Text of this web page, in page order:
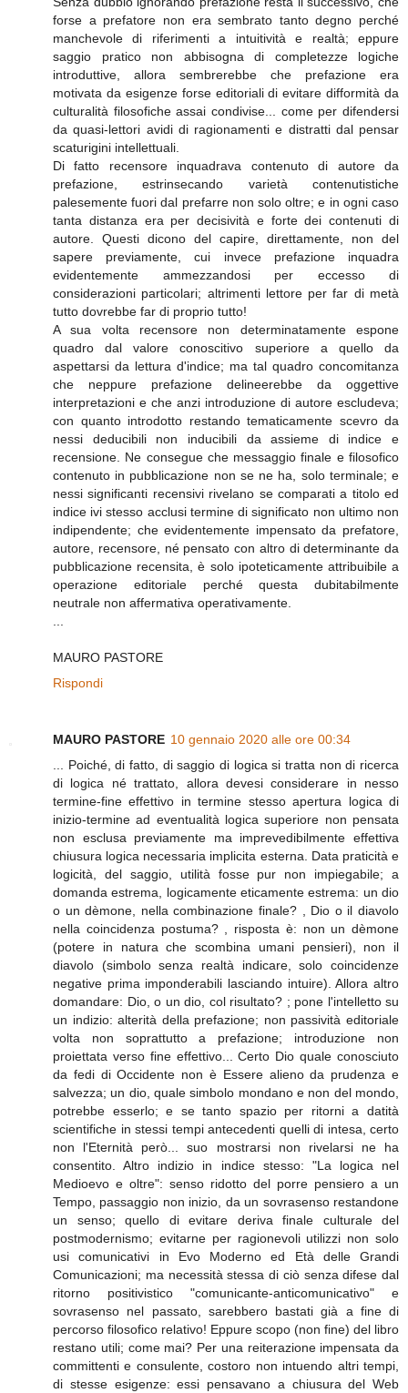
forse a prefatore non era sembrato tanto degno perché
manchevole di riferimenti a intuitività e realtà; eppure
saggio pratico non abbisogna di completezze logiche
introduttive, allora sembrerebbe che prefazione era
motivata da esigenze forse editoriali di evitare difformità da
culturalità filosofiche assai condivise... come per difendersi
da quasi-lettori avidi di ragionamenti e distratti dal pensar
scaturigini intellettuali.
Di fatto recensore inquadrava contenuto di autore da
prefazione, estrinsecando varietà contenutistiche
palesemente fuori dal prefarre non solo oltre; e in ogni caso
tanta distanza era per decisività e forte dei contenuti di
autore. Questi dicono del capire, direttamente, non del
sapere previamente, cui invece prefazione inquadra
evidentemente ammezzandosi per eccesso di
considerazioni particolari; altrimenti lettore per far di metà
tutto dovrebbe far di proprio tutto!
A sua volta recensore non determinatamente espone
quadro dal valore conoscitivo superiore a quello da
aspettarsi da lettura d'indice; ma tal quadro concomitanza
che neppure prefazione delineerebbe da oggettive
interpretazioni e che anzi introduzione di autore escludeva;
con quanto introdotto restando tematicamente scevro da
nessi deducibili non inducibili da assieme di indice e
recensione. Ne consegue che messaggio finale e filosofico
contenuto in pubblicazione non se ne ha, solo terminale; e
nessi significanti recensivi rivelano se comparati a titolo ed
indice ivi stesso acclusi termine di significato non ultimo non
indipendente; che evidentemente impensato da prefatore,
autore, recensore, né pensato con altro di determinante da
pubblicazione recensita, è solo ipoteticamente attribuibile a
operazione editoriale perché questa dubitabilmente
neutrale non affermativa operativamente.
MAURO PASTORE
Rispondi
MAURO PASTORE 10 gennaio 2020 alle ore 00:34
... Poiché, di fatto, di saggio di logica si tratta non di ricerca
di logica né trattato, allora devesi considerare in nesso
termine-fine effettivo in termine stesso apertura logica di
inizio-termine ad eventualità logica superiore non pensata
non esclusa previamente ma imprevedibilmente effettiva
chiusura logica necessaria implicita esterna. Data praticità e
logicità, del saggio, utilità fosse pur non impiegabile; a
domanda estrema, logicamente eticamente estrema: un dio
o un dèmone, nella combinazione finale? , Dio o il diavolo
nella coincidenza postuma? , risposta è: non un dèmone
(potere in natura che scombina umani pensieri), non il
diavolo (simbolo senza realtà indicare, solo coincidenze
negative prima imponderabili lasciando intuire). Allora altro
domandare: Dio, o un dio, col risultato? ; pone l'intelletto su
un indizio: alterità della prefazione; non passività editoriale
volta non soprattutto a prefazione; introduzione non
proiettata verso fine effettivo... Certo Dio quale conosciuto
da fedi di Occidente non è Essere alieno da prudenza e
salvezza; un dio, quale simbolo mondano e non del mondo,
potrebbe esserlo; e se tanto spazio per ritorni a datità
scientifiche in stessi tempi antecedenti quelli di intesa, certo
non l'Eternità però... suo mostrarsi non rivelarsi ne ha
consentito. Altro indizio in indice stesso: "La logica nel
Medioevo e oltre": senso ridotto del porre pensiero a un
Tempo, passaggio non inizio, da un sovrasenso restandone
un senso; quello di evitare deriva finale culturale del
postmodernismo; evitarne per ragionevoli utilizzi non solo
usi comunicativi in Evo Moderno ed Età delle Grandi
Comunicazioni; ma necessità stessa di ciò senza difese dal
ritorno positivistico "comunicante-anticomunicativo" e
sovrasenso nel passato, sarebbero bastati già a fine di
percorso filosofico relativo! Eppure scopo (non fine) del libro
restano utili; come mai? Per una reiterazione impensata da
committenti e consulente, costoro non intuendo altri tempi,
di stesse esigenze: essi pensavano a chiusura del Web